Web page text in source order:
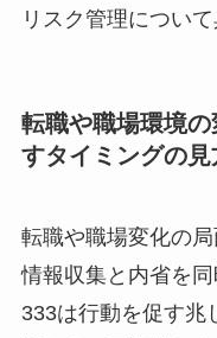
リスク管理につい
転職や職場環境
すタイミングの見
転職や職場変化の
情報収集と内省を同
333は行動を促す兆